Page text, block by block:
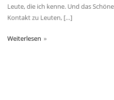
Leute, die ich kenne. Und das
Kontakt zu Leuten, […]
Weiterlesen